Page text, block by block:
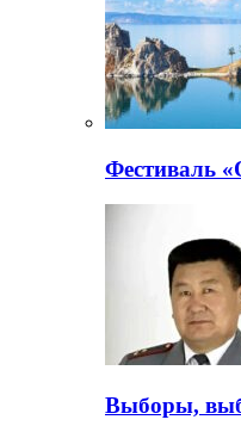
Фестиваль
Выборы,